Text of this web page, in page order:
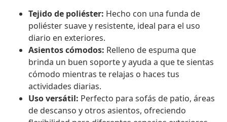
Tejido de poliéster: Hecho con una funda de
poliéster suave y resistente, ideal para el uso
diario en exteriores.
Asientos cómodos: Relleno de espuma que
brinda un buen soporte y ayuda a que te sientas
cómodo mientras te relajas o haces tus
actividades diarias.
Uso versátil: Perfecto para sofás de patio, áreas
de descanso y otros asientos, ofreciendo